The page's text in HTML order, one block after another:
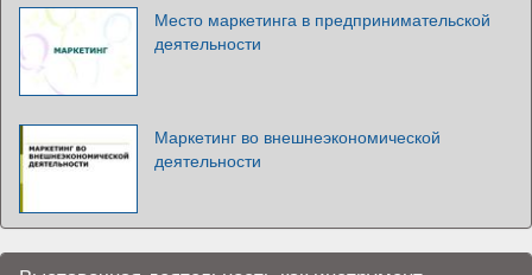
Место маркетинга в предпринимательской
деятельности
Маркетинг во внешнеэкономической
деятельности